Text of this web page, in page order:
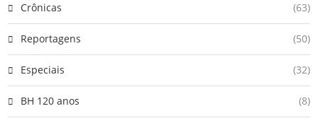
Crônicas (63)
Reportagens (50)
Especiais (32)
BH 120 anos (8)